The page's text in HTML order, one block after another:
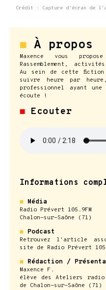
Crédit : Capture d'écran de
◼ À propos
Maxence vous
Rassemblement,
Au sein de cette
suivre heure par
professionnel ayant
écoute !
◼ Ecouter
Informations
◼ Média
Radio Prévert 105.9FM
Chalon-sur-Saône (71)
◼ Podcast
Retrouvez l'article
site de Radio Prévert
◼ Rédaction /
Maxence F.
élève des Ateliers radio
de Chalon-sur-Saône (71)